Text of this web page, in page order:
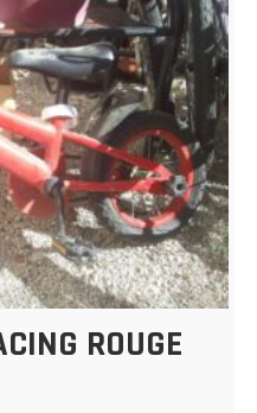
ROUGE